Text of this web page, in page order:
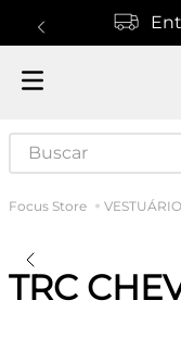
Buscar
VESTUÁRIO
TRC